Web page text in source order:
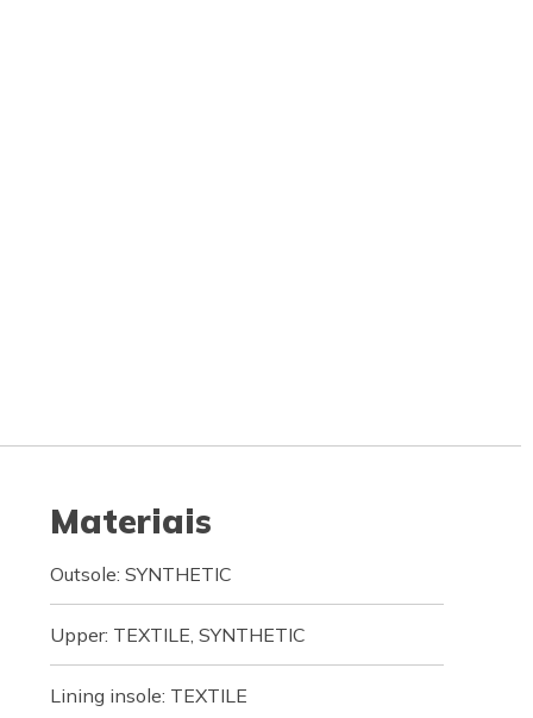
Materiais
Outsole: SYNTHETIC
Upper: TEXTILE, SYNTHETIC
Lining insole: TEXTILE